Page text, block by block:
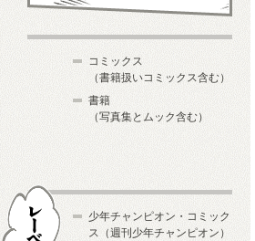
コミックス
（書籍扱いコミックス含む）
書籍
（写真集とムック含む）
少年チャンピオン・コミック
ス（週刊少年チャンピオン）